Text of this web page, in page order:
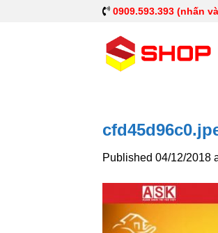
0909.593.393 (nhấn
Published 04/12/2018